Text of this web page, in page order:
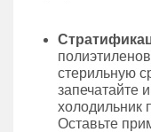
стерильную
запечатайте
холодильник
Оставьте